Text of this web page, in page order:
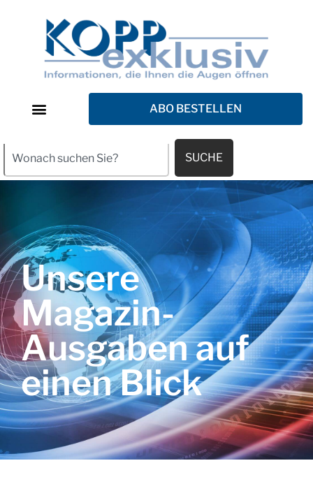
ABO BESTELLEN
SUCHE
Unsere
Magazin-
Ausgaben auf
einen Blick